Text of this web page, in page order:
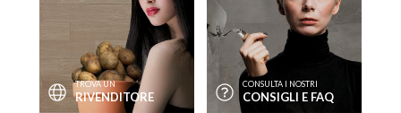
TROVA UN
RIVENDITORE
CONSULTA I NOSTRI
CONSIGLI E FAQ